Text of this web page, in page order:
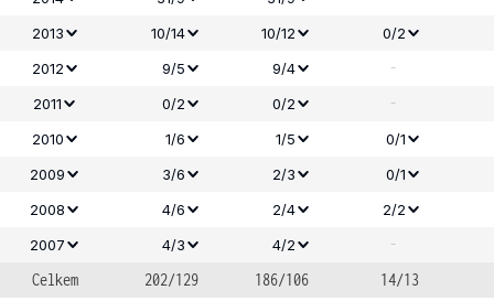
2013 10/14 10/12
0/2
2012
9/5 9/4 -
2011 0/2 0/2 -
2010 1/6 1/5
0/1
2009
3/6 2/3
0/1
2008
4/6 2/4
2/2
2007
4/3 4/2
-
Celkem
202/129 186/106 14/13